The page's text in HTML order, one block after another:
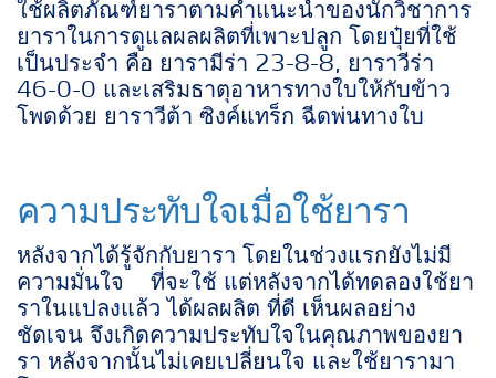
ใช้ผลิตภัณฑ์ยาราตามคำแนะนำของนักวิชาการ
ยาราในการดูแลผลผลิตที่เพาะปลูก โดยปุ๋ยที่ใช้
เป็นประจำ คือ ยารามีร่า 23-8-8, ยาราวีร่า
46-0-0 และเสริมธาตุอาหารทางใบให้กับข้าว
โพดด้วย ยาราวีต้า ซิงค์แทร็ก ฉีดพ่นทางใบ
ความประทับใจเมื่อใช้ยารา
หลังจากได้รู้จักกับยารา โดยในช่วงแรกยังไม่มี
ความมั่นใจ ที่จะใช้ แต่หลังจากได้ทดลองใช้ยา
ราในแปลงแล้ว ได้ผลผลิต ที่ดี เห็นผลอย่าง
ชัดเจน จึงเกิดความประทับใจในคุณภาพของยา
รา หลังจากนั้นไม่เคยเปลี่ยนใจ และใช้ยารามา